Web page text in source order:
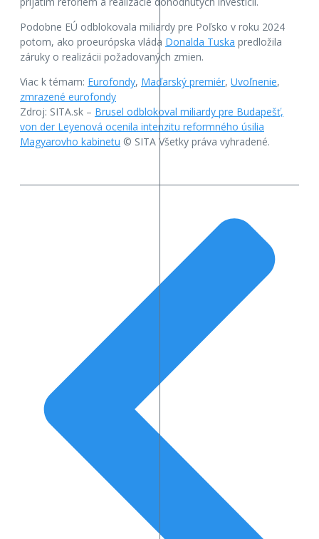
Podobne EÚ odblokovala miliardy pre Poľsko v roku 2024
potom, ako proeurópska vláda Donalda Tuska predložila
záruky o realizácii požadovaných zmien.
Viac k témam: Eurofondy, Maďarský premiér, Uvoľnenie,
zmrazené eurofondy
Zdroj: SITA.sk – Brusel odblokoval miliardy pre Budapešť,
von der Leyenová ocenila intenzitu reformného úsilia
Magyarovho kabinetu © SITA Všetky práva vyhradené.